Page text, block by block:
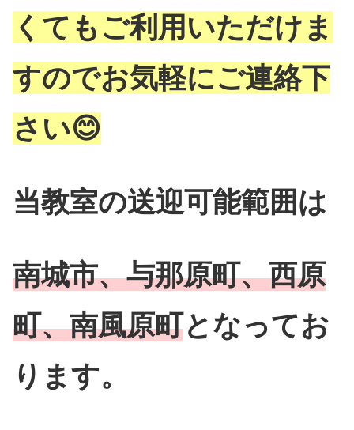
くてもご利用いただけま
すのでお気軽にご連絡下
さい😊
当教室の送迎可能範囲は
南城市、与那原町、西原
町、南風原町となってお
ります。